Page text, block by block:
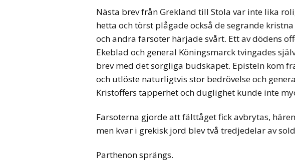
Nästa brev från Grekland till Stola var inte lika
hetta och törst plågade också de segrande
och andra farsoter härjade svårt. Ett av dödens
Ekeblad och general Köningsmarck tvingades
brev med det sorgliga budskapet. Episteln kom
och utlöste naturligtvis stor bedrövelse och
Kristoffers tapperhet och duglighet kunde inte
Farsoterna gjorde att fälttåget fick avbrytas,
men kvar i grekisk jord blev två tredjedelar av
Parthenon sprängs.